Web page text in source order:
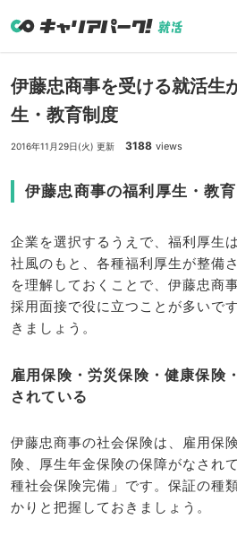
伊藤忠商事を受ける就活生
生・教育制度
2016年11月29日(火) 更新 3188 views
伊藤忠商事の福利厚生・教
企業を選択するうえで、福利厚生
社風のもと、各種福利厚生が整備
を理解しておくことで、伊藤忠商
採用面接で役に立つことが多いで
きましょう。
雇用保険・労災保険・健康保険
されている
伊藤忠商事の社会保険は、雇用保
険、厚生年金保険の保障がなされ
種社会保険完備」です。保証の種
かりと把握しておきましょう。